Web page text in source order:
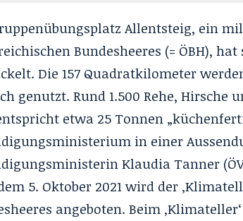
Allentsteig, ein
Bundesheeres (= ÖBH),
Die 157 Quadratkilometer
genutzt. Rund 1.500 Rehe,
etwa 25 Tonnen
in einer
Klaudia Tanner
5. Oktober 2021 wird der
angeboten. Beim